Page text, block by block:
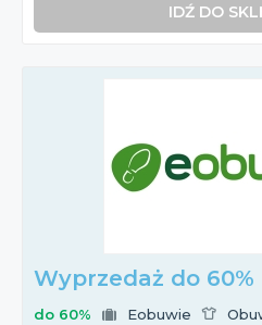
IDŹ DO
Wyprzedaż do 60%
do 60% Eobuwie